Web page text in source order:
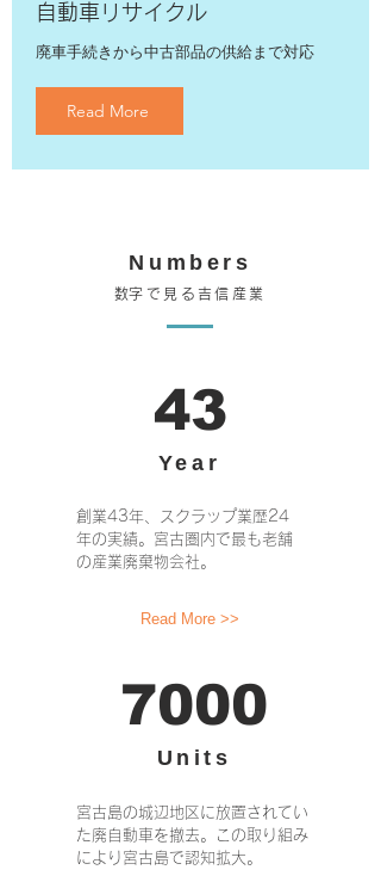
自動車リサイクル
廃車手続きから中古部品の供給まで対応
Read More
Numbers
​数字で見る吉信産業
43
Year
​創業43年、スクラップ業歴24
年の実績。宮古圏内で最も老舗
の産業廃棄物会社。
Read More >>
7000
Units
​宮古島の城辺地区に放置されてい
た廃自動車を撤去。この取り組み
により宮古島で認知拡大。